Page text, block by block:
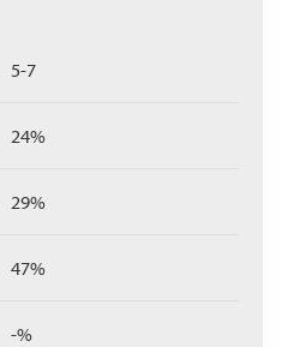
5-7
24%
29%
47%
-%